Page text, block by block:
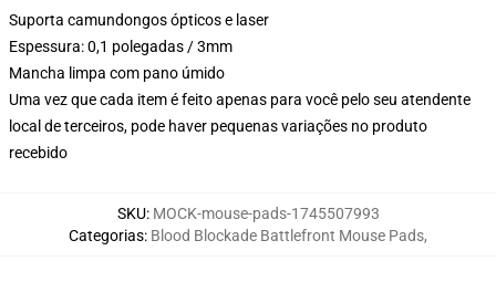
Suporta camundongos ópticos e laser
Espessura: 0,1 polegadas / 3mm
Mancha limpa com pano úmido
Uma vez que cada item é feito apenas para você pelo seu atendente
local de terceiros, pode haver pequenas variações no produto
recebido
SKU: MOCK-mouse-pads-1745507993
Categorias: Blood Blockade Battlefront Mouse Pads,